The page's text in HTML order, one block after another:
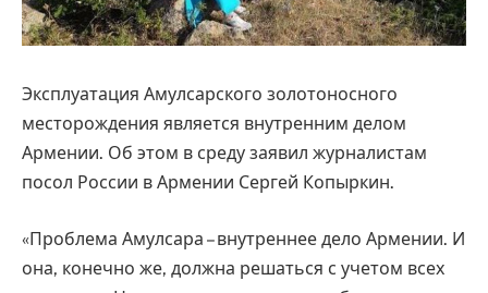
Эксплуатация Амулсарского золотоносного
месторождения является внутренним делом
Армении. Об этом в среду заявил журналистам
посол России в Армении Сергей Копыркин.
«Проблема Амулсара – внутреннее дело Армении. И
она, конечно же, должна решаться с учетом всех